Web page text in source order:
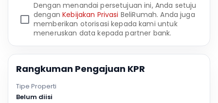
Dengan menandai persetujuan ini, Anda setuju
denganKebijakan Privasi BeliRumah. Anda juga
memberikan otorisasi kepada kami untuk
meneruskan data kepada partner bank.
Rangkuman Pengajuan KPR
Tipe Properti
Belum diisi